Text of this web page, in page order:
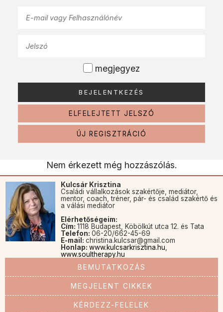
megjegyez
ELFELEJTETT JELSZÓ
ÚJ REGISZTRÁCIÓ
Nem érkezett még hozzászólás.
Kulcsár Krisztina
Családi vállalkozások szakértője, mediátor,
mentor, coach, tréner, pár- és család szakértő és
a válási mediátor
Elérhetőségeim:
Cím: 1118 Budapest, Köbölkút utca 12. és Tata
Telefon: 06-20/662-45-69
E-mail: christina.kulcsar@gmail.com
Honlap: www.kulcsarkrisztina.hu
www.soultherapy.hu
BEMUTATKOZÁS
MEGJELENT CIKKEK
KÉRDEZZ-FELELEK